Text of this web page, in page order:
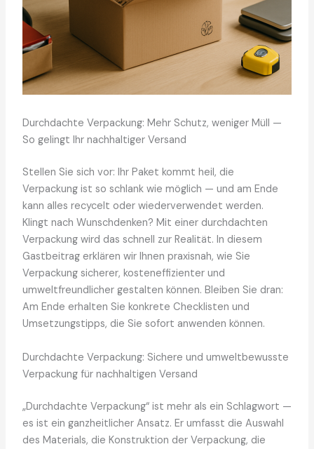
Durchdachte Verpackung: Mehr Schutz, weniger Müll —
So gelingt Ihr nachhaltiger Versand
Stellen Sie sich vor: Ihr Paket kommt heil, die
Verpackung ist so schlank wie möglich — und am Ende
kann alles recycelt oder wiederverwendet werden.
Klingt nach Wunschdenken? Mit einer durchdachten
Verpackung wird das schnell zur Realität. In diesem
Gastbeitrag erklären wir Ihnen praxisnah, wie Sie
Verpackung sicherer, kosteneffizienter und
umweltfreundlicher gestalten können. Bleiben Sie dran:
Am Ende erhalten Sie konkrete Checklisten und
Umsetzungstipps, die Sie sofort anwenden können.
Durchdachte Verpackung: Sichere und umweltbewusste
Verpackung für nachhaltigen Versand
„Durchdachte Verpackung“ ist mehr als ein Schlagwort —
es ist ein ganzheitlicher Ansatz. Er umfasst die Auswahl
des Materials, die Konstruktion der Verpackung, die